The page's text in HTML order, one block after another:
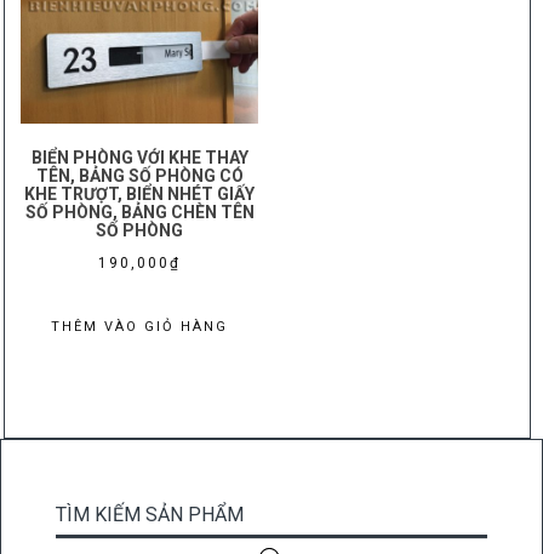
BIỂN PHÒNG VỚI KHE THAY
TÊN, BẢNG SỐ PHÒNG CÓ
KHE TRƯỢT, BIỂN NHÉT GIẤY
SỐ PHÒNG, BẢNG CHÈN TÊN
SỐ PHÒNG
190,000 ₫
THÊM VÀO GIỎ HÀNG
TÌM KIẾM SẢN PHẨM